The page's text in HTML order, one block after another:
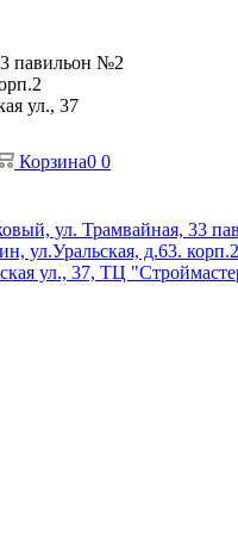
павильон №2
ул., 37
Корзина0 0
ул. Трамвайная, 33
ул.Уральская, д.63. корп.2
ул., 37, ТЦ